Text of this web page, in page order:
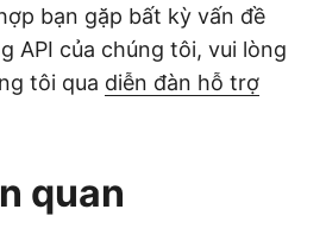
bạn gặp bất kỳ vấn đề
API của chúng tôi, vui lòng
tôi qua diễn đàn hỗ trợ
quan